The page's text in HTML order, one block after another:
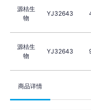
源桔生
物
YJ32643
源桔生
物
YJ32643
商品详情